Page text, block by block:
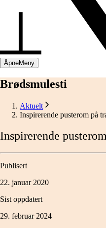
ÅpneMeny
Brødsmulesti
Aktuelt
Inspirerende pusterom på
Inspirerende
Publisert
22. januar 2020
Sist oppdatert
29. februar 2024